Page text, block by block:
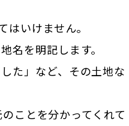
いけません。
名を明記します。
た」など、その土地な
ことを分かってくれて